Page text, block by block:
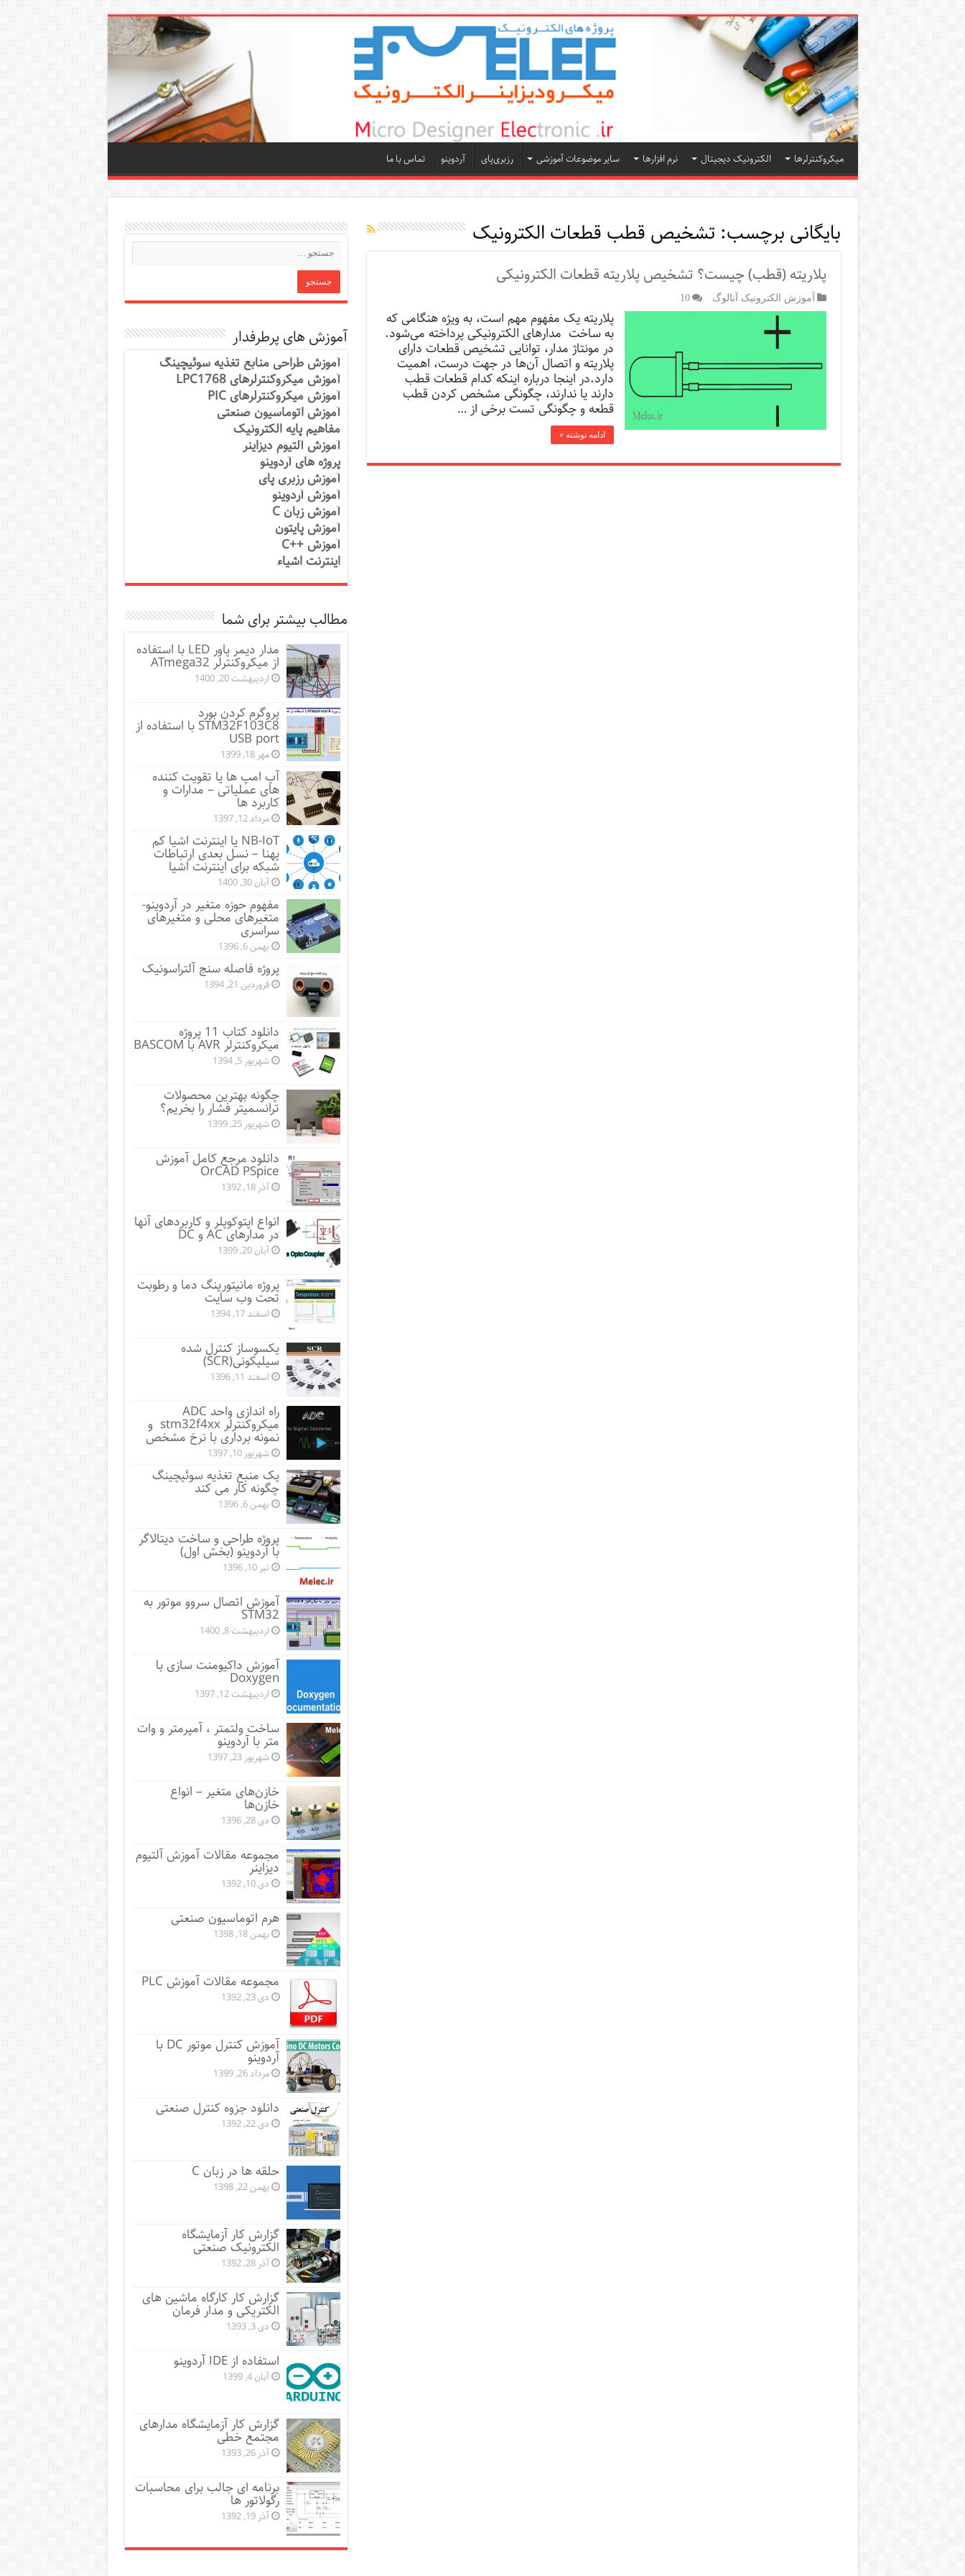
میکروکنترلرها الکترونیک دیجیتال نرم افزارها سایر موضوعات آموزشی رزبری‌پای آردوینو تماس با ما
بایگانی برچسب: تشخیص قطب قطعات الکترونیک
پلاریته (قطب) چیست؟ تشخیص پلاریته قطعات الکترونیکی
آموزش الکترونیک آنالوگ 10
پلاریته یک مفهوم مهم است، به ویژه هنگامی که
به ساخت مدارهای الکترونیکی پرداخته می‌شود.
در مونتاژ مدار، توانایی تشخیص قطعات دارای
پلاریته و اتصال آن‌ها در جهت درست، اهمیت
دارد.در اینجا درباره اینکه کدام قطعات قطب
دارند یا ندارند، چگونگی مشخص کردن قطب
قطعه و چگونگی تست برخی از …
ادامه نوشته »
آموزش های پرطرفدار
آموزش طراحی منابع تغذیه سوئیچینگ
آموزش میکروکنترلرهای LPC1768
آموزش میکروکنترلرهای PIC
آموزش اتوماسیون صنعتی
مفاهیم پایه الکترونیک
آموزش آلتیوم دیزاینر
پروژه های آردوینو
آموزش رزبری پای
آموزش آردوینو
آموزش زبان C
آموزش پایتون
آموزش ++C
اینترنت اشیاء
مطالب بیشتر برای شما
مدار دیمر پاور LED با استفاده
از میکروکنترلر ATmega32
اردیبهشت 20, 1400
پروگرم کردن بورد
STM32F103C8 با استفاده از
USB port
مهر 18, 1399
آپ امپ ها یا تقویت کننده
های عملیاتی – مدارات و
کاربرد ها
مرداد 12, 1397
NB-IoT یا اینترنت اشیا کم
پهنا – نسل بعدی ارتباطات
شبکه برای اینترنت اشیا
آبان 30, 1400
مفهوم حوزه متغیر در آردوینو-
متغیرهای محلی و متغیرهای
سراسری
بهمن 6, 1396
پروژه فاصله سنج آلتراسونیک
فروردین 21, 1394
دانلود کتاب 11 پروژه
میکروکنترلر AVR با BASCOM
شهریور 5, 1394
چگونه بهترین محصولات
ترانسمیتر فشار را بخریم؟
شهریور 25, 1399
دانلود مرجع کامل آموزش
OrCAD PSpice
آذر 18, 1392
انواع اپتوکوپلر و کاربردهای آنها
در مدارهای AC و DC
آبان 20, 1399
پروژه مانيتورينگ دما و رطوبت
تحت وب سایت
اسفند 17, 1394
یکسوساز کنترل شده
سیلیکونی(SCR)
اسفند 11, 1396
راه اندازی واحد ADC
میکروکنترلر stm32f4xx و
نمونه برداری با نرخ مشخص
شهریور 10, 1397
یک منبع تغذیه سوئیچینگ
چگونه کار می کند
بهمن 6, 1396
پروژه طراحی و ساخت دیتالاگر
با آردوینو (بخش اول)
تیر 10, 1396
آموزش اتصال سروو موتور به
STM32
اردیبهشت 8, 1400
آموزش داکیومنت سازی با
Doxygen
اردیبهشت 12, 1397
ساخت ولتمتر ، آمپرمتر و وات
متر با آردوینو
شهریور 23, 1397
خازن‌های متغیر – انواع
خازن‌ها
دی 28, 1396
مجموعه مقالات آموزش آلتیوم
دیزاینر
دی 10, 1392
هرم اتوماسیون صنعتی
بهمن 18, 1398
مجموعه مقالات آموزش PLC
دی 23, 1392
آموزش کنترل موتور DC با
آردوینو
مرداد 26, 1399
دانلود جزوه کنترل صنعتی
دی 22, 1392
حلقه ها در زبان C
بهمن 22, 1398
گزارش کار آزمایشگاه
الکترونیک صنعتی
آذر 28, 1392
گزارش کار کارگاه ماشین های
الکتریکی و مدار فرمان
دی 3, 1393
استفاده از IDE آردوینو
آبان 4, 1399
گزارش کار آزمایشگاه مدارهای
مجتمع خطی
آذر 26, 1393
برنامه ای جالب برای محاسبات
رگولاتور ها
آذر 19, 1392